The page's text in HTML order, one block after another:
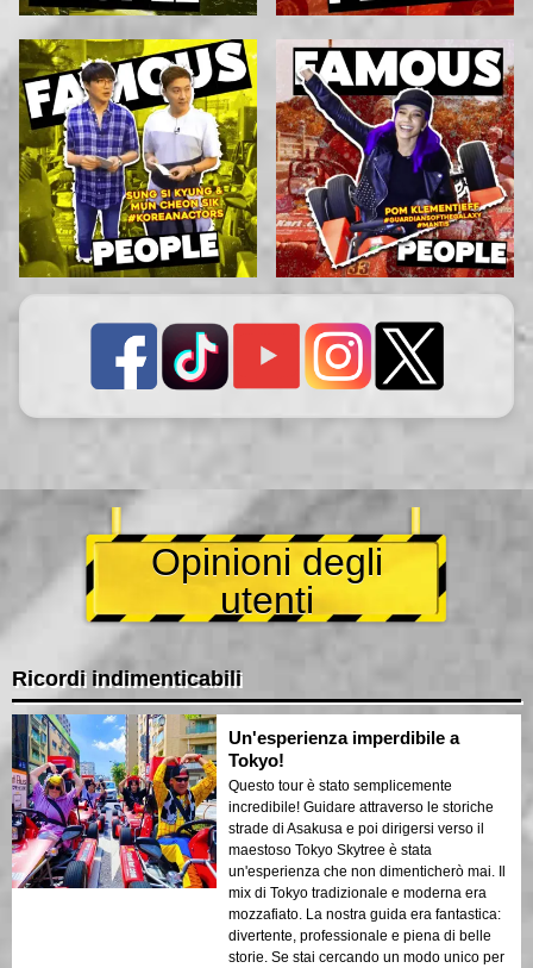
Opinioni degli
utenti
Ricordi indimenticabili
Un'esperienza imperdibile a
Tokyo!
Questo tour è stato semplicemente
incredibile! Guidare attraverso le storiche
strade di Asakusa e poi dirigersi verso il
maestoso Tokyo Skytree è stata
un'esperienza che non dimenticherò mai. Il
mix di Tokyo tradizionale e moderna era
mozzafiato. La nostra guida era fantastica:
divertente, professionale e piena di belle
storie. Se stai cercando un modo unico per